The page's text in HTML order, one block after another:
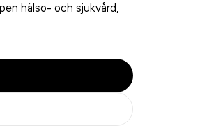
hälso- och sjukvård,